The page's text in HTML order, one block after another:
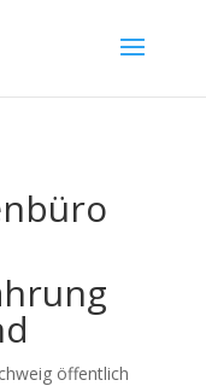
öffentlich